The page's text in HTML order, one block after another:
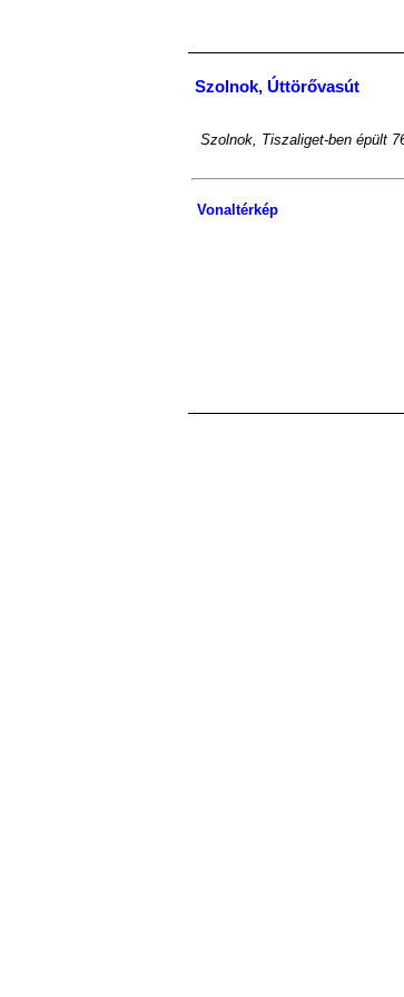
Szolnok, Úttörővasút
Szolnok, Tiszaliget-ben épült
Vonaltérkép